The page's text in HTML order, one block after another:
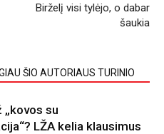
Birželį visi tylėjo, o dabar
šaukia
ŠIO AUTORIAUS TURINIO
„kovos su
LŽA kelia klausimus